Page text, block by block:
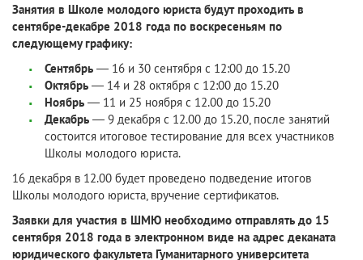
Занятия в Школе молодого юриста будут проходить в
сентябре-декабре 2018 года по воскресеньям по
следующему графику:
Сентябрь — 16 и 30 сентября с 12:00 до 15.20
Октябрь — 14 и 28 октября с 12:00 до 15.20
Ноябрь — 11 и 25 ноября с 12.00 до 15.20
Декабрь — 9 декабря с 12.00 до 15.20, после занятий
состоится итоговое тестирование для всех участников
Школы молодого юриста.
16 декабря в 12.00 будет проведено подведение итогов
Школы молодого юриста, вручение сертификатов.
Заявки для участия в ШМЮ необходимо отправлять до 15
сентября 2018 года в электронном виде на адрес деканата
юридического факультета Гуманитарного университета